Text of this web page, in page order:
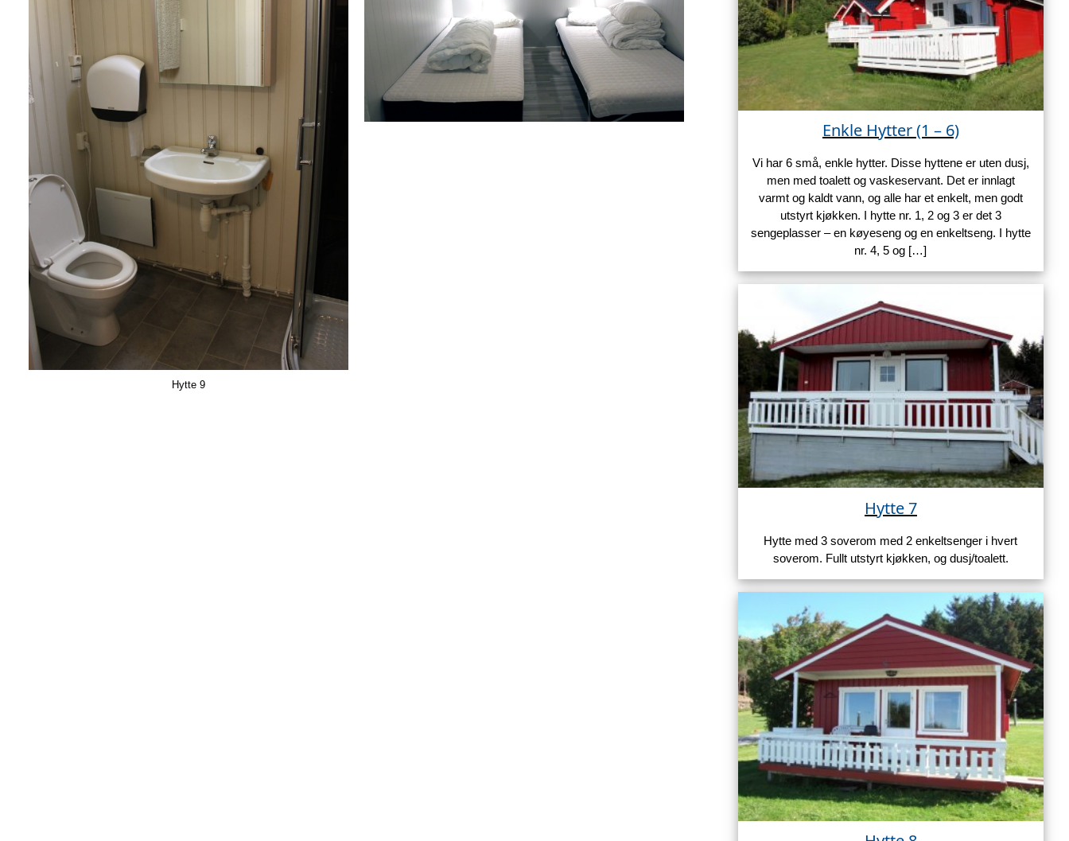
Hytte 9
Enkle Hytter (1 – 6)
Vi har 6 små, enkle hytter. Disse hyttene er uten dusj,
men med toalett og vaskeservant. Det er innlagt
varmt og kaldt vann, og alle har et enkelt, men godt
utstyrt kjøkken. I hytte nr. 1, 2 og 3 er det 3
sengeplasser – en køyeseng og en enkeltseng. I hytte
nr. 4, 5 og […]
Hytte 7
Hytte med 3 soverom med 2 enkeltsenger i hvert
soverom. Fullt utstyrt kjøkken, og dusj/toalett.